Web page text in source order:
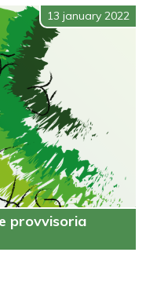
13 january 2022
provvisoria